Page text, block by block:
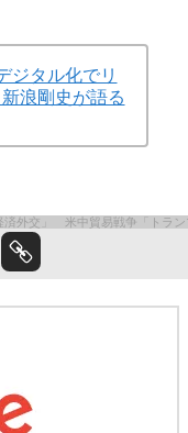
ジタル化でリ
浪剛史が語る
済外交」 米中貿易戦争「トラ